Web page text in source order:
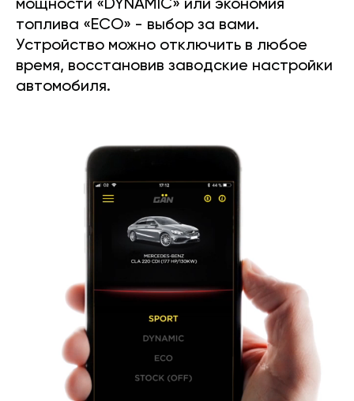
мощности «DYNAMIC» или экономия
топлива «ECO» - выбор за вами.
Устройство можно отключить в любое
время, восстановив заводские настройки
автомобиля.